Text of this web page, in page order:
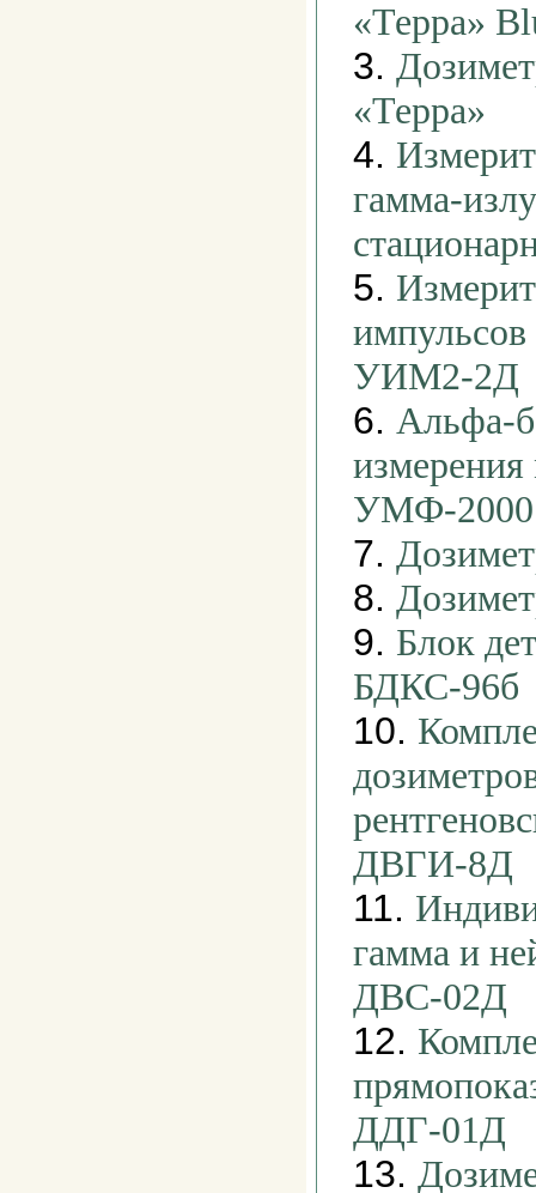
«Терра»
3.
«Терра»
4.
гамма-
5.
УИМ2-2Д
6. Альфа-
УМФ-2000
7.
8.
9. Блок
БДКС-96б
10.
ДВГИ-8Д
11.
гамма и
ДВС-02Д
12.
ДДГ-01Д
13.